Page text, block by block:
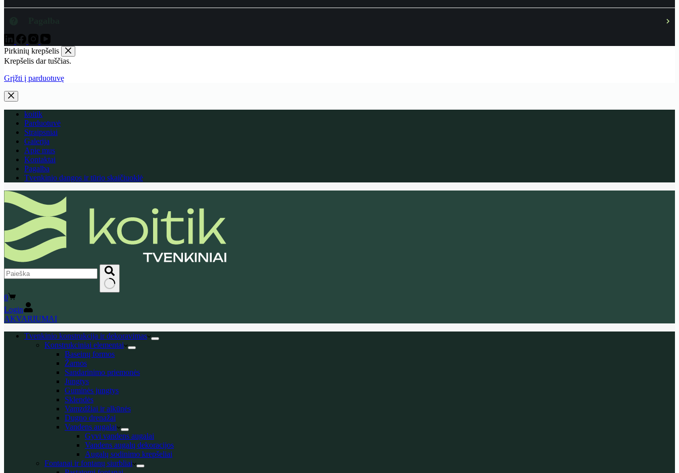
Pirkinių krepšelis
Krepšelis dar tuščias.
Grįžti į parduotuvę
koitik
Parduotuvė
Straipsniai
Galerija
Apie mus
Kontaktai
Pagalba
Tvenkinio dangos ir tūrio skaičiuoklė
No
results
Shopping
cart
0
Login
AKVARIUMAI
Tvenkinio konstrukcija ir dekoravimas
Konstrukciniai elementai
Baseinų formos
Žarnos
Sandarinimo priemonės
Jungtys
Guminės jungtys
Sklendės
Vamzdžiai ir alkūnės
Dugno drenažai
Vandens augalai
Gyvi vandens augalai
Vandens augalų dekoracijos
Augalų sodinimo krepšeliai
Fontanai ir fontanų siurbliai